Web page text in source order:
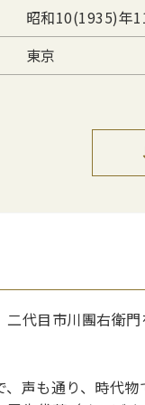
昭和10(1935)年
東京
代目市川團右衛
声も通り、時代